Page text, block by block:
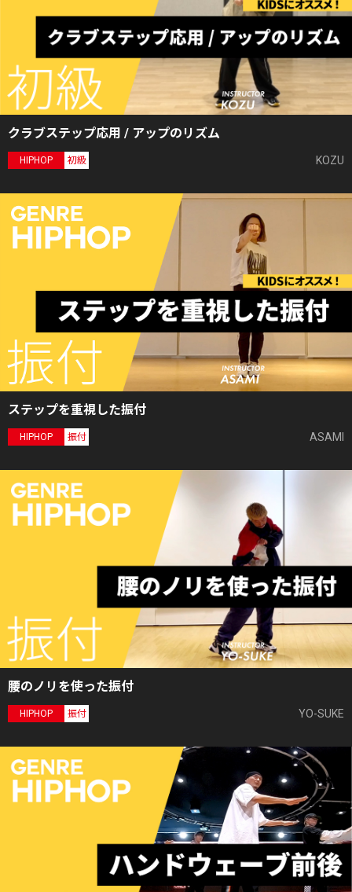
クラブステップ応用 / アップのリズム
HIPHOP 初級 KOZU
ステップを重視した振付
HIPHOP 振付 ASAMI
腰のノリを使った振付
HIPHOP 振付 YO-SUKE